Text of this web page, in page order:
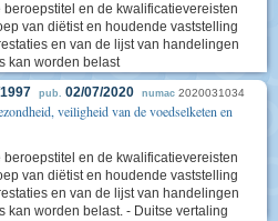
en de kwalificatievereisten
van diëtist en houdende vaststelling
en van de lijst van handelingen
kan worden belast
pub. 02/07/2020 numac 2020031034
veiligheid van de voedselketen en
en de kwalificatievereisten
van diëtist en houdende vaststelling
en van de lijst van handelingen
kan worden belast. - Duitse vertaling